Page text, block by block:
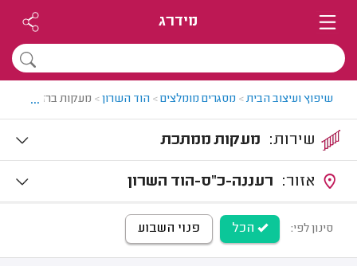
מידרג
שיפוץ ועיצוב הבית> מסגרים מומלצים> הוד השרון> מעקות ברזל בהוד
...
מעקות ממתכת
רעננה-כ"ס-הוד השרון
סינון לפי: הכל פנוי השבוע